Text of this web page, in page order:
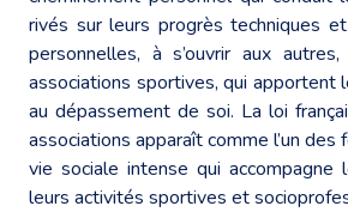
rivés sur leurs progrès techniques
personnelles, à s’ouvrir aux
associations sportives, qui apportent
au dépassement de soi. La loi
associations apparaît comme l’un
vie sociale intense qui accompagne
leurs activités sportives et